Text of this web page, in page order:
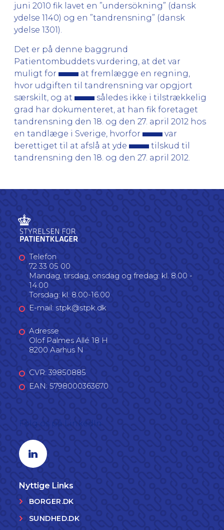
juni 2010 fik lavet en ”undersökning” (dansk
ydelse 1140) og en ”tandrensning” (dansk
ydelse 1301).
Det er på denne baggrund
Patientombuddets vurdering, at det var
muligt for
at fremlægge en regning,
hvor udgiften til tandrensning var opgjort
særskilt, og at
således ikke i tilstrækkelig
grad har dokumenteret, at han fik foretaget
tandrensning den 18. og den 27. april 2012 hos
en tandlæge i Sverige, hvorfor
var
berettiget til at afslå at yde
tilskud til
tandrensning den 18. og den 27. april 2012.
Telefon
72 33 05 00
Mandag, tirsdag, onsdag og fredag: kl. 8.00 -
14.00
Torsdag: kl. 8.00-16.00
E-mail: stpk@stpk.dk
Adresse
Olof Palmes Allé 18 H
8200 Aarhus N
CVR: 39850885
EAN: 5798000363670
Linkedin profil
Nyttige Links
BORGER.DK
SUNDHED.DK